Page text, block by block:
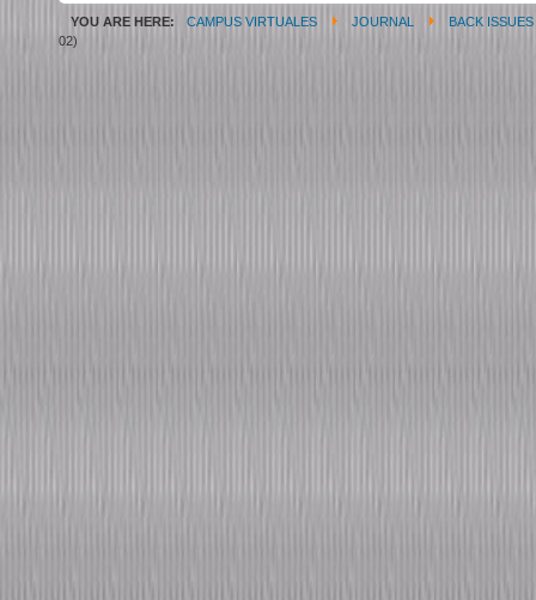
YOU ARE HERE: CAMPUS VIRTUALES JOURNAL
BACK ISSUES
02)